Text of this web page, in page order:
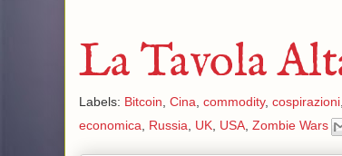
La Tavola
Labels: Bitcoin Cina commodity, cospirazioni,
economica, Russia, UK, USA, Zombie Wars